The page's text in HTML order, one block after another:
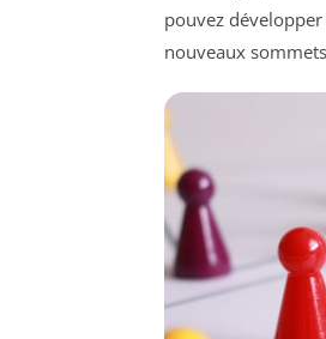
pouvez
nouveaux